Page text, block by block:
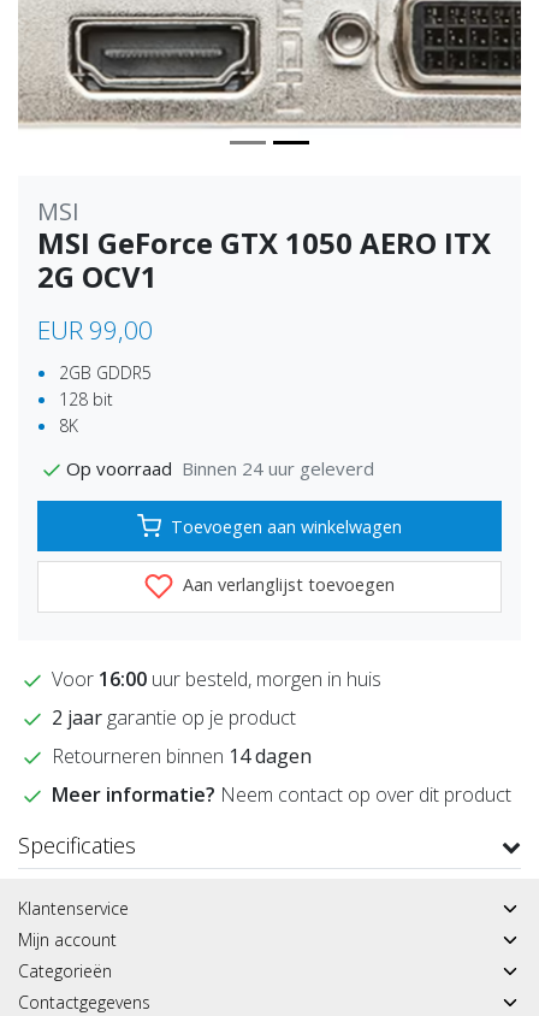
MSI
MSI GeForce GTX 1050 AERO ITX
2G OCV1
EUR 99,00
2GB GDDR5
128 bit
8K
Op voorraad Binnen 24 uur geleverd
Toevoegen aan winkelwagen
Aan verlanglijst toevoegen
Voor 16:00 uur besteld, morgen in huis
2 jaargarantie op je product
Retourneren binnen 14 dagen
Meer informatie? Neem contact op over dit product
Specificaties
Klantenservice
Mijn account
Categorieën
Contactgegevens